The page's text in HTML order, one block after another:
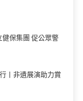
保集團 促公眾警
丨非遺展演助力賞